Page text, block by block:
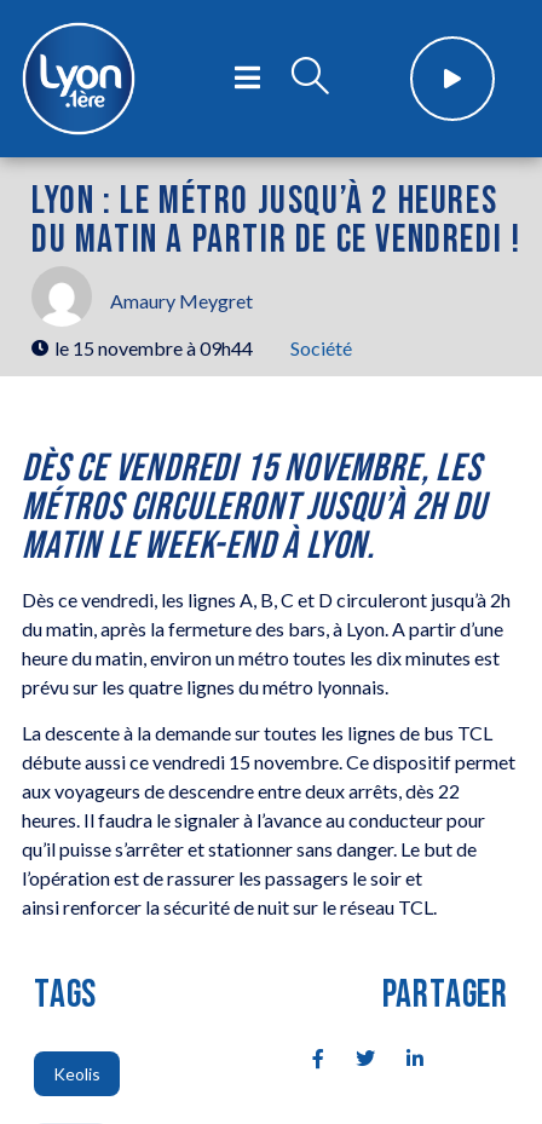
LYON : LE MÉTRO JUSQU’À 2 HEURES
DU MATIN A PARTIR DE CE VENDREDI !
Amaury Meygret
le 15 novembre à 09h44 Société
DÈS CE VENDREDI 15 NOVEMBRE, LES
MÉTROS CIRCULERONT JUSQU’À 2H DU
MATIN LE WEEK-END À LYON.
Dès ce vendredi, les lignes A, B, C et D circuleront jusqu’à 2h
du matin, après la fermeture des bars, à Lyon. A partir d’une
heure du matin, environ un métro toutes les dix minutes est
prévu sur les quatre lignes du métro lyonnais.
La descente à la demande sur toutes les lignes de bus TCL
débute aussi ce vendredi 15 novembre. Ce dispositif permet
aux voyageurs de descendre entre deux arrêts, dès 22
heures. Il faudra le signaler à l’avance au conducteur pour
qu’il puisse s’arrêter et stationner sans danger. Le but de
l’opération est de rassurer les passagers le soir et
ainsi renforcer la sécurité de nuit sur le réseau TCL.
TAGS
Keolis
,
PARTAGER